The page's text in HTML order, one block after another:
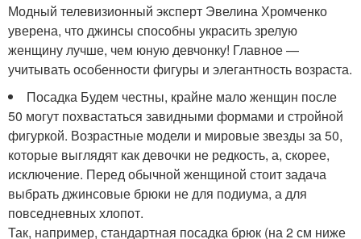
Модный телевизионный эксперт Эвелина Хромченко
уверена, что джинсы способны украсить зрелую
женщину лучше, чем юную девчонку! Главное —
учитывать особенности фигуры и элегантность возраста.
Посадка Будем честны, крайне мало женщин после
50 могут похвастаться завидными формами и стройной
фигуркой. Возрастные модели и мировые звезды за 50,
которые выглядят как девочки не редкость, а, скорее,
исключение. Перед обычной женщиной стоит задача
выбрать джинсовые брюки не для подиума, а для
повседневных хлопот.
Так, например, стандартная посадка брюк (на 2 см ниже